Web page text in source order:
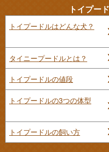
トイプー
トイプードルはどんな犬？
タイニープードルとは？
トイプードルの値段
トイプードルの3つの体型
トイプードルの飼い方